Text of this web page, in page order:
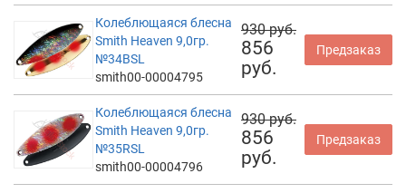
Колеблющаяся блесна
Smith Heaven 9,0гр.
№34BSL
smith00-00004795
930 руб.
856
руб.
Предзаказ
Колеблющаяся блесна
Smith Heaven 9,0гр.
№35RSL
smith00-00004796
930 руб.
856
руб.
Предзаказ